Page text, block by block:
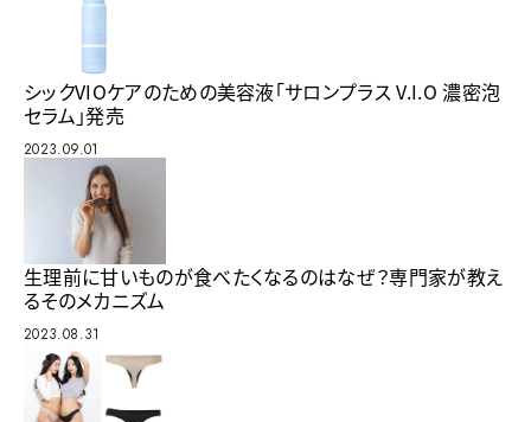
シックVIOケアのための美容液「サロンプラス V.I.O 濃密泡
セラム」発売
2023.09.01
生理前に甘いものが食べたくなるのはなぜ？専門家が教え
るそのメカニズム
2023.08.31